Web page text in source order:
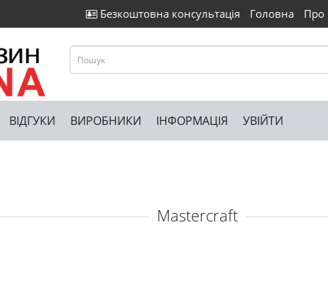
Безкоштовна консультація Головна Про
ВІДГУКИ ВИРОБНИКИ ІНФОРМАЦІЯ УВІЙТИ
Mastercraft